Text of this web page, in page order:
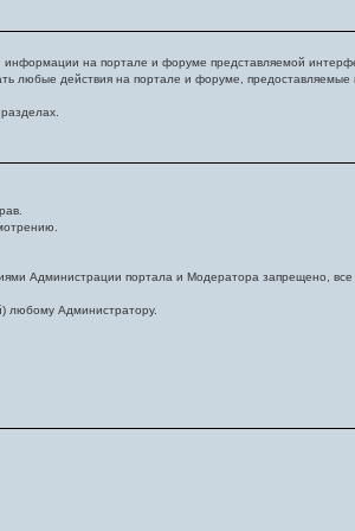
информации на портале и форуме представляемой
любые действия на портале и форуме,
Администрации портала и Модератора запрещено,
любому Администратору.